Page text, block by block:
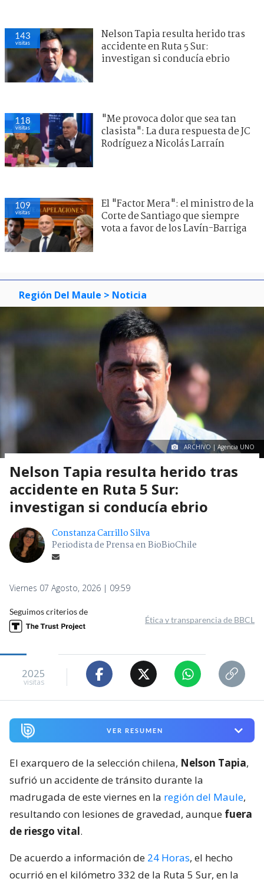
143
visitas
Nelson Tapia resulta herido tras
accidente en Ruta 5 Sur:
investigan si conducía ebrio
118
visitas
"Me provoca dolor que sea tan
clasista": La dura respuesta de JC
Rodríguez a Nicolás Larraín
109
visitas
El "Factor Mera": el ministro de la
Corte de Santiago que siempre
vota a favor de los Lavín-Barriga
Región Del Maule > Noticia
ARCHIVO | Agencia UNO
Nelson Tapia resulta herido tras
accidente en Ruta 5 Sur:
investigan si conducía ebrio
Constanza Carrillo Silva
Periodista de Prensa en BioBioChile
Viernes 07 Agosto, 2026 | 09:59
Seguimos criterios de
Ética y transparencia de BBCL
2025
visitas
VER RESUMEN
El exarquero de la selección chilena, Nelson Tapia,
sufrió un accidente de tránsito durante la
madrugada de este viernes en la región del Maule,
resultando con lesiones de gravedad, aunque fuera
de riesgo vital.
De acuerdo a información de 24 Horas, el hecho
ocurrió en el kilómetro 332 de la Ruta 5 Sur, en la